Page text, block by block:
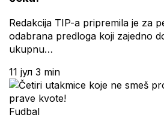
Redakcija TIP-a pripremila je za
odabrana predloga koji zajedno
ukupnu…
11 јул 3 min
Fudbal